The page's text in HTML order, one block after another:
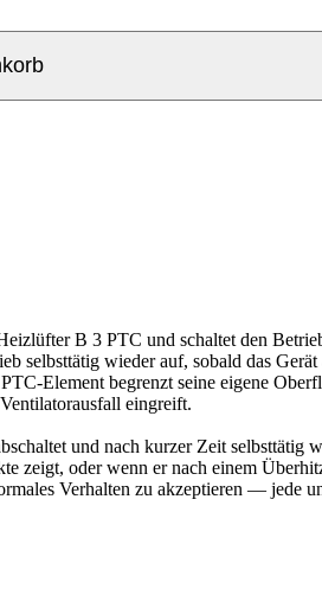
B 3 PTC und schaltet den
selbsttätig wieder auf, sobald das
Element begrenzt seine eigene
eingreift.
und nach kurzer Zeit selbsttätig
zeigt, oder wenn er nach einem
Verhalten zu akzeptieren — jede